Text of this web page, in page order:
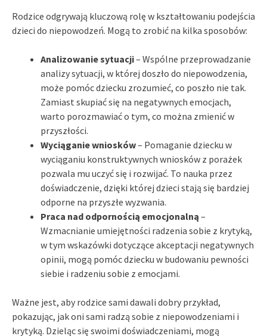
Rodzice odgrywają kluczową rolę w kształtowaniu podejścia
dzieci do niepowodzeń. Mogą to zrobić na kilka sposobów:
Analizowanie sytuacji– Wspólne przeprowadzanie
analizy sytuacji, w której doszło do niepowodzenia,
może pomóc dziecku zrozumieć, co poszło nie tak.
Zamiast skupiać się na negatywnych emocjach,
warto porozmawiać o tym, co można zmienić w
przyszłości.
Wyciąganie wniosków– Pomaganie dziecku w
wyciąganiu konstruktywnych wniosków z porażek
pozwala mu uczyć się i rozwijać. To nauka przez
doświadczenie, dzięki której dzieci stają się bardziej
odporne na przyszłe wyzwania.
Praca nad odpornością emocjonalną –
Wzmacnianie umiejętności radzenia sobie z krytyką,
w tym wskazówki dotyczące akceptacji negatywnych
opinii, mogą pomóc dziecku w budowaniu pewności
siebie i radzeniu sobie z emocjami.
Ważne jest, aby rodzice sami dawali dobry przykład,
pokazując, jak oni sami radzą sobie z niepowodzeniami i
krytyką. Dzieląc się swoimi doświadczeniami, mogą